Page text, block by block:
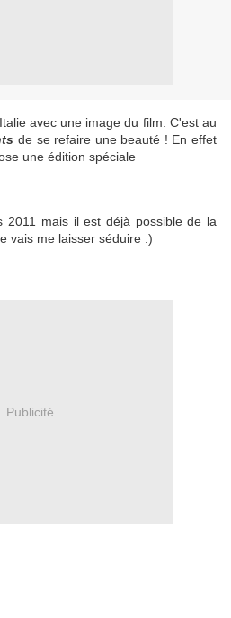
avec une image du film. C'est au
de se refaire une beauté ! En effet
une édition spéciale
2011 mais il est déjà possible de la
vais me laisser séduire :)
Publicité